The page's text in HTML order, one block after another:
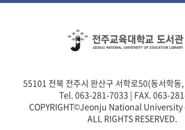
55101 전북 전주시 완산구 서학로50(동서학동
Tel. 063-281-7033 | FAX. 063-
COPYRIGHT©Jeonju National University
ALL RIGHTS RESERVED.